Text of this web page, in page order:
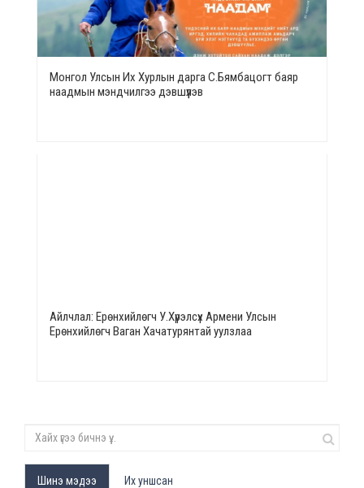
Монгол Улсын Их Хурлын дарга С.Бямбацогт баяр
наадмын мэндчилгээ дэвшүүлэв
Айлчлал: Ерөнхийлөгч У.Хүрэлсүх Армени Улсын
Ерөнхийлөгч Ваган Хачатурянтай уулзлаа
Шинэ мэдээ Их уншсан